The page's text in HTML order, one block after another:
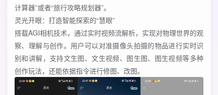
计算器”或者“旅行攻略规划器”。
灵光开眼：打造智能探索的“慧眼”
搭载AGI相机技术，通过实时视频流解析，实现对物理世界的观
察、理解与创作。用户可以对准摄像头拍摄的物品进行实时识
别和讲解，支持文生图、文生视频、图生图、图生视频等多种
创作玩法，还能依据指令进行修图、改图。